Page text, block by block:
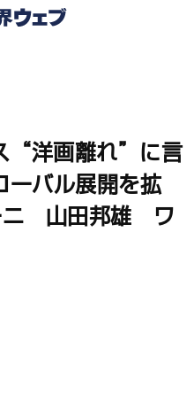
“洋画離れ”に言
ーバル展開を拡
ニ 山田邦雄 ワ